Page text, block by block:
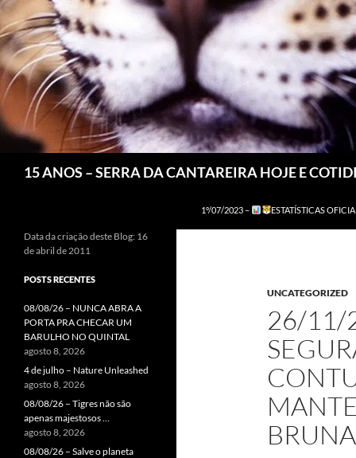
15 ANOS – SERRA DA CANTAREIRA HOJE E
1º/07/2023 – ESTATÍSTICAS
UNCATEGORIZED
26/11/
Data da criação deste Blog: 16
de abril de 2011
POSTS RECENTES
08/08/26 – NUNCA ABRA A
PORTA PRA CHECAR UM
BARULHO NO QUINTAL
agosto 8, 2026
4 de julho – Nature Unleashed
agosto 8, 2026
08/08/26 – Tigres não são
apenas majestosos …
agosto 8, 2026
08/08/26 – Salve o planeta